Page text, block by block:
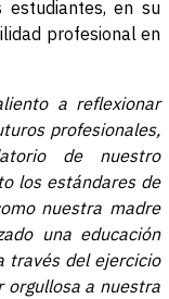
estudiantes, en su
profesional en
a reflexionar
profesionales,
de nuestro
los estándares de
nuestra madre
una educación
través del ejercicio
orgullosa a nuestra